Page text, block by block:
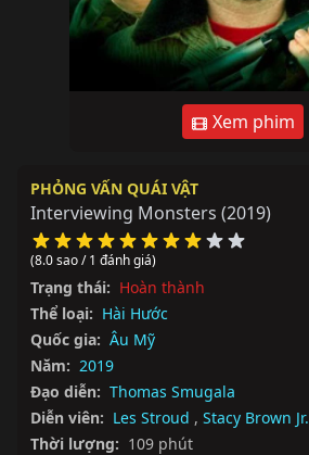
Xem phim
PHỎNG VẤN QUÁI VẬT
Interviewing Monsters (2019)
(8.0 sao / 1 đánh giá)
Trạng thái: Hoàn thành
Thể loại: Hài Hước
Quốc gia: Âu Mỹ
Năm: 2019
Đạo diễn: Thomas Smugala
Diễn viên: Les Stroud , Stacy Brown Jr.
Thời lượng: 109 phút